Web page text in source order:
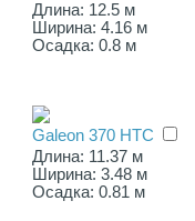
Длина: 12.5 м
Ширина: 4.16 м
Осадка: 0.8 м
Galeon 370 HTС
Длина: 11.37 м
Ширина: 3.48 м
Осадка: 0.81 м